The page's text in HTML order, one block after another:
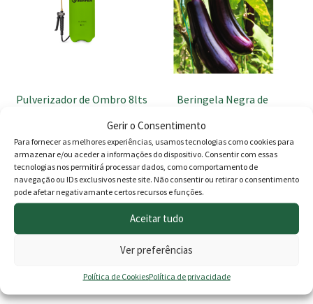
Gerir o Consentimento
Para fornecer as melhores experiências, usamos tecnologias como cookies para
armazenar e/ou aceder a informações do dispositivo. Consentir com essas
tecnologias nos permitirá processar dados, como comportamento de
navegação ou IDs exclusivos neste site. Não consentir ou retirar o consentimento
pode afetar negativamante certos recursos e funções.
Aceitar tudo
Ver preferências
Política de CookiesPolítica de privacidade
Pulverizador de Ombro 8lts
17.50€
Adicionar
Beringela Negra de
1.49€
Adicionar
Produtos